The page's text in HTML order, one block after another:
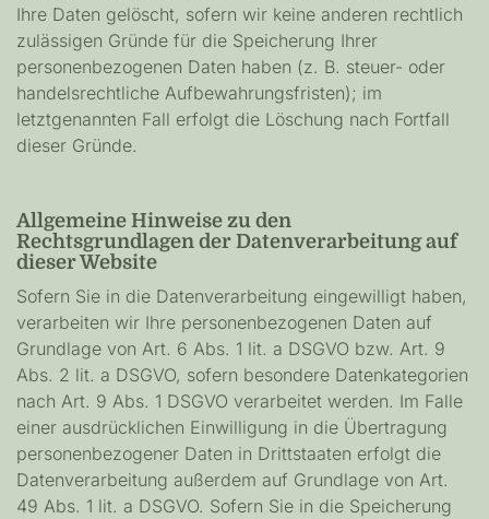
Ihre Daten gelöscht, sofern wir keine anderen rechtlich
zulässigen Gründe für die Speicherung Ihrer
personenbezogenen Daten haben (z. B. steuer- oder
handelsrechtliche Aufbewahrungsfristen); im
letztgenannten Fall erfolgt die Löschung nach Fortfall
dieser Gründe.
Allgemeine Hinweise zu den
Rechtsgrundlagen der Datenverarbeitung auf
dieser Website
Sofern Sie in die Datenverarbeitung eingewilligt haben,
verarbeiten wir Ihre personenbezogenen Daten auf
Grundlage von Art. 6 Abs. 1 lit. a DSGVO bzw. Art. 9
Abs. 2 lit. a DSGVO, sofern besondere Datenkategorien
nach Art. 9 Abs. 1 DSGVO verarbeitet werden. Im Falle
einer ausdrücklichen Einwilligung in die Übertragung
personenbezogener Daten in Drittstaaten erfolgt die
Datenverarbeitung außerdem auf Grundlage von Art.
49 Abs. 1 lit. a DSGVO. Sofern Sie in die Speicherung